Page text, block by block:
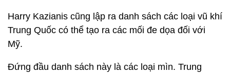
Harry Kazianis cũng lập ra danh sách các loại vũ khí
Trung Quốc có thể tạo ra các mối đe dọa đối với
Mỹ.
Đứng đầu danh sách này là các loại mìn. Trung